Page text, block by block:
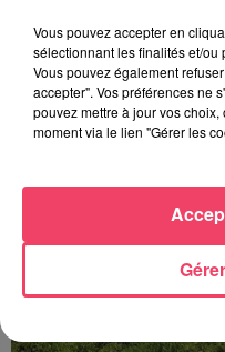
Vous pouvez accepter en
sélectionnant les finalités et/ou
Vous pouvez également
accepter". Vos préférences ne
pouvez mettre à jour vos
moment via le lien "Gérer les